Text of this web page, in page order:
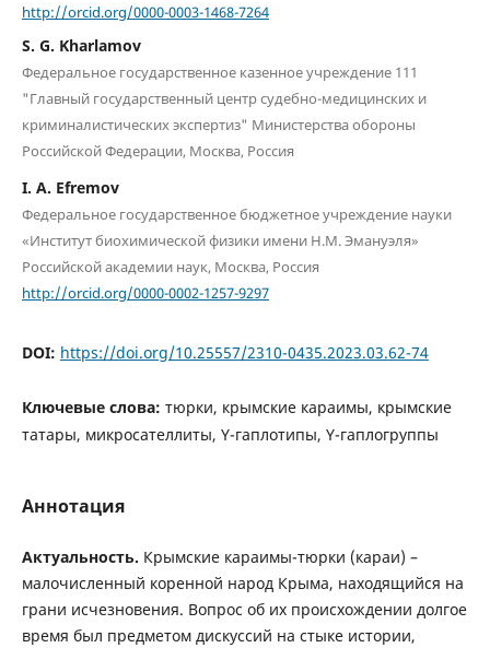
http://orcid.org/0000-0003-1468-7264
S. G. Kharlamov
Федеральное государственное казенное учреждение 111
"Главный государственный центр судебно-медицинских и
криминалистических экспертиз" Министерства обороны
Российской Федерации, Москва, Россия
I. A. Efremov
Федеральное государственное бюджетное учреждение науки
«Институт биохимической физики имени Н.М. Эмануэля»
Российской академии наук, Москва, Россия
http://orcid.org/0000-0002-1257-9297
DOI: https://doi.org/10.25557/2310-0435.2023.03.62-74
Ключевые слова: тюрки, крымские караимы, крымские
татары, микросателлиты, Y-гаплотипы, Y-гаплогруппы
Аннотация
Актуальность. Крымские караимы-тюрки (караи) –
малочисленный коренной народ Крыма, находящийся на
грани исчезновения. Вопрос об их происхождении долгое
время был предметом дискуссий на стыке истории,